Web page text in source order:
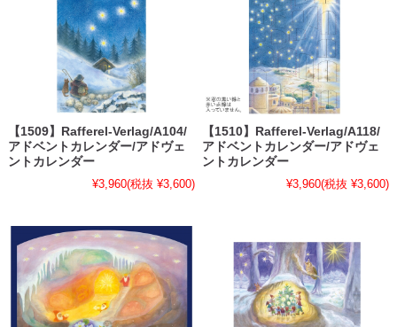
【1509】Rafferel-Verlag/A104/
アドベントカレンダー/アドヴェ
ントカレンダー
¥3,960(税抜 ¥3,600)
【1510】Rafferel-Verlag/A118/
アドベントカレンダー/アドヴェ
ントカレンダー
¥3,960(税抜 ¥3,600)